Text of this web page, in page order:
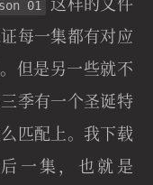
01
每一集都有对应
。但是另一些就不
季有一个圣诞特
匹配上。我下载
一集，也就是